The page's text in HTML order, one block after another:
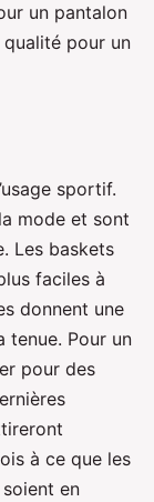
un pantalon
qualité pour un
sportif.
mode et sont
Les baskets
faciles à
donnent une
tenue. Pour un
pour des
à ce que les
en